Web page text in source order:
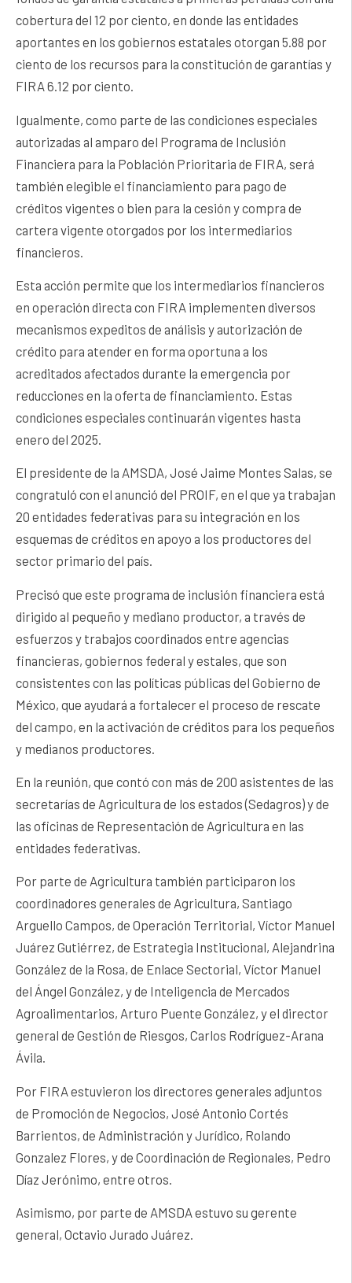
cobertura del 12 por ciento, en donde las entidades
aportantes en los gobiernos estatales otorgan 5.88 por
ciento de los recursos para la constitución de garantías y
FIRA 6.12 por ciento.
Igualmente, como parte de las condiciones especiales
autorizadas al amparo del Programa de Inclusión
Financiera para la Población Prioritaria de FIRA, será
también elegible el financiamiento para pago de
créditos vigentes o bien para la cesión y compra de
cartera vigente otorgados por los intermediarios
financieros.
Esta acción permite que los intermediarios financieros
en operación directa con FIRA implementen diversos
mecanismos expeditos de análisis y autorización de
crédito para atender en forma oportuna a los
acreditados afectados durante la emergencia por
reducciones en la oferta de financiamiento. Estas
condiciones especiales continuarán vigentes hasta
enero del 2025.
El presidente de la AMSDA, José Jaime Montes Salas, se
congratuló con el anunció del PROIF, en el que ya trabajan
20 entidades federativas para su integración en los
esquemas de créditos en apoyo a los productores del
sector primario del país.
Precisó que este programa de inclusión financiera está
dirigido al pequeño y mediano productor, a través de
esfuerzos y trabajos coordinados entre agencias
financieras, gobiernos federal y estales, que son
consistentes con las políticas públicas del Gobierno de
México, que ayudará a fortalecer el proceso de rescate
del campo, en la activación de créditos para los pequeños
y medianos productores.
En la reunión, que contó con más de 200 asistentes de las
secretarías de Agricultura de los estados (Sedagros) y de
las oficinas de Representación de Agricultura en las
entidades federativas.
Por parte de Agricultura también participaron los
coordinadores generales de Agricultura, Santiago
Arguello Campos, de Operación Territorial, Víctor Manuel
Juárez Gutiérrez, de Estrategia Institucional, Alejandrina
González de la Rosa, de Enlace Sectorial, Víctor Manuel
del Ángel González, y de Inteligencia de Mercados
Agroalimentarios, Arturo Puente González, y el director
general de Gestión de Riesgos, Carlos Rodríguez-Arana
Ávila.
Por FIRA estuvieron los directores generales adjuntos
de Promoción de Negocios, José Antonio Cortés
Barrientos, de Administración y Jurídico, Rolando
Gonzalez Flores, y de Coordinación de Regionales, Pedro
Díaz Jerónimo, entre otros.
Asimismo, por parte de AMSDA estuvo su gerente
general, Octavio Jurado Juárez.